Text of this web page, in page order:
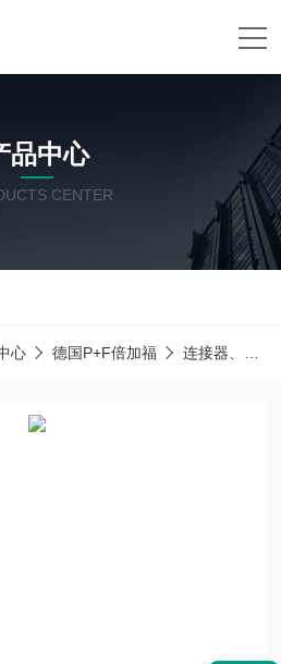
品中心
CENTER
心 德国P+F倍加福 连接器、电源线及附件